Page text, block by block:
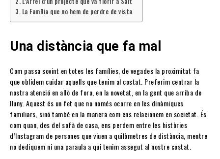
La Família que no hem de perdre de vista
Una distància que fa mal
Com passa sovint en totes les famílies, de vegades la proximitat fa
que oblidem cuidar aquells que tenim al costat. Preferim centrar la
nostra atenció en allò de fora, en la novetat, en la gent que arriba de
lluny. Aquest és un fet que no només ocorre en les dinàmiques
familiars, sinó també en la manera com ens relacionem en societat. És
com quan, des del sofà de casa, ens perdem entre les històries
d’Instagram de persones que viuen a quilòmetres de distància, mentre
no dediquem ni una paraula a qui tenim assegut al nostre costat.